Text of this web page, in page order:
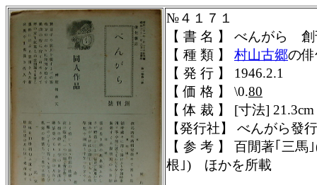
№４１７１
【 書 名 】 べんがら
【 種 類 】 村山古郷の
【 発 行 】 1946.2.1
【 価 格 】 \0.80
【 体 裁 】 [寸法]
【発行社】 べんがら發
【 参 考 】 百閒著｢三馬
根｣) ほかを所載